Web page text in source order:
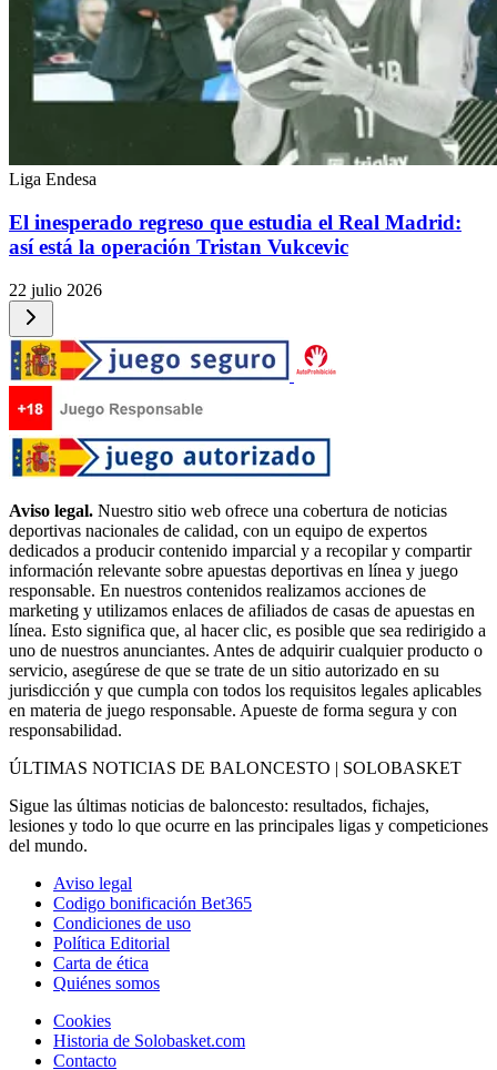
Liga Endesa
El inesperado regreso que estudia el Real Madrid:
así está la operación Tristan Vukcevic
22 julio 2026
Aviso legal. Nuestro sitio web ofrece una cobertura de noticias
deportivas nacionales de calidad, con un equipo de expertos
dedicados a producir contenido imparcial y a recopilar y compartir
información relevante sobre apuestas deportivas en línea y juego
responsable. En nuestros contenidos realizamos acciones de
marketing y utilizamos enlaces de afiliados de casas de apuestas en
línea. Esto significa que, al hacer clic, es posible que sea redirigido a
uno de nuestros anunciantes. Antes de adquirir cualquier producto o
servicio, asegúrese de que se trate de un sitio autorizado en su
jurisdicción y que cumpla con todos los requisitos legales aplicables
en materia de juego responsable. Apueste de forma segura y con
responsabilidad.
ÚLTIMAS NOTICIAS DE BALONCESTO | SOLOBASKET
Sigue las últimas noticias de baloncesto: resultados, fichajes,
lesiones y todo lo que ocurre en las principales ligas y competiciones
del mundo.
Aviso legal
Codigo bonificación Bet365
Condiciones de uso
Política Editorial
Carta de ética
Quiénes somos
Cookies
Historia de Solobasket.com
Contacto